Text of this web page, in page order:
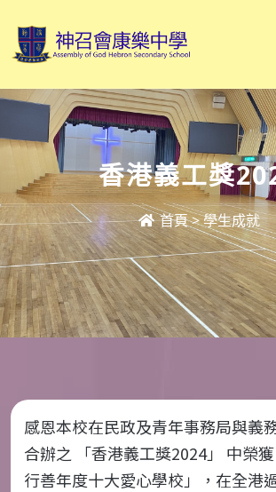
香港義工獎
首頁>學生成就
感恩本校在民政及青年事務局與義
合辦之 「香港義工獎2024」 中榮
行善年度十大愛心學校」，在全港